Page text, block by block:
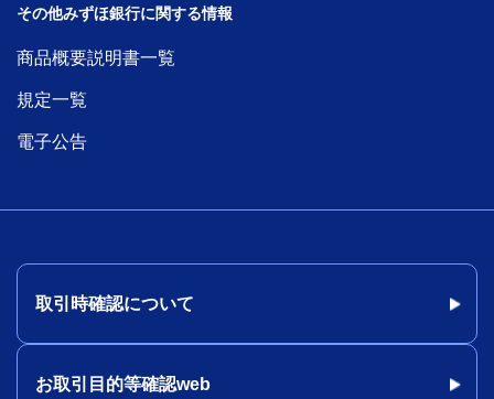
その他みずほ銀行に関する情報
商品概要説明書一覧
規定一覧
電子公告
取引時確認について
お取引目的等確認web